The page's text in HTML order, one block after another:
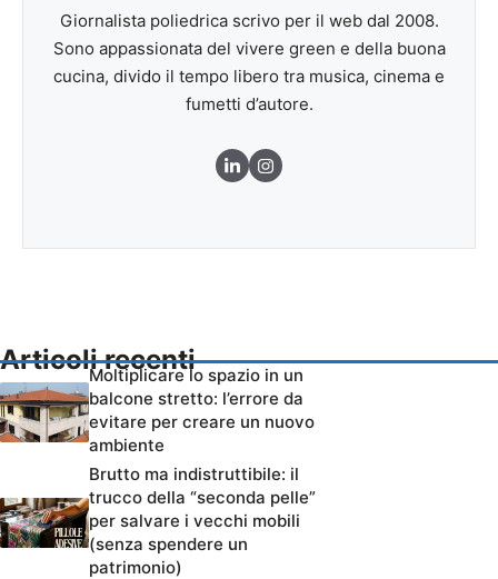
Giornalista poliedrica scrivo per il web dal 2008.
Sono appassionata del vivere green e della buona
cucina, divido il tempo libero tra musica, cinema e
fumetti d’autore.
Articoli recenti
Moltiplicare lo spazio in un
balcone stretto: l’errore da
evitare per creare un nuovo
ambiente
Brutto ma indistruttibile: il
trucco della “seconda pelle”
per salvare i vecchi mobili
(senza spendere un
patrimonio)